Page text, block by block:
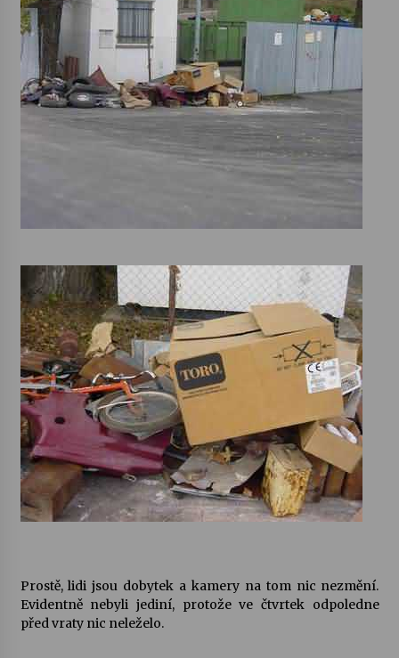
Prostě, lidi jsou dobytek a kamery na tom nic nezmění.
Evidentně nebyli jediní, protože ve čtvrtek odpoledne
před vraty nic neleželo.